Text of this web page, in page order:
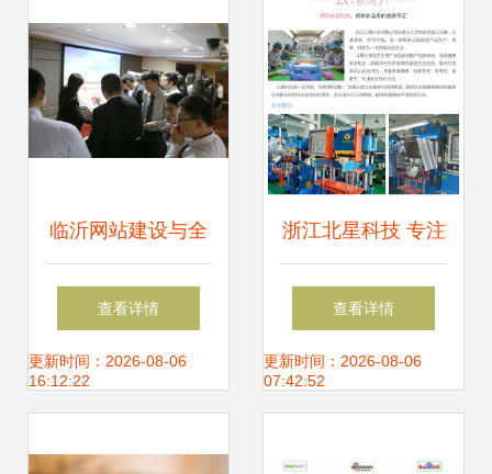
术创新推广
临沂网站建设与全
网推广一体化解决
方案 山东鼎基信息
查看详情
更新时间：2026-08-06
16:12:22
浙江北星科技 专注
婴幼儿硅胶碗生
产，以技术与品质
查看详情
更新时间：2026-08-06
07:42:52